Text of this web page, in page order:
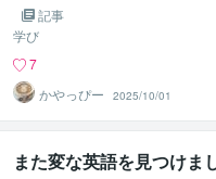
記事
学び
7
かやっぴー
2025/10/01
また変な英語を見つけま